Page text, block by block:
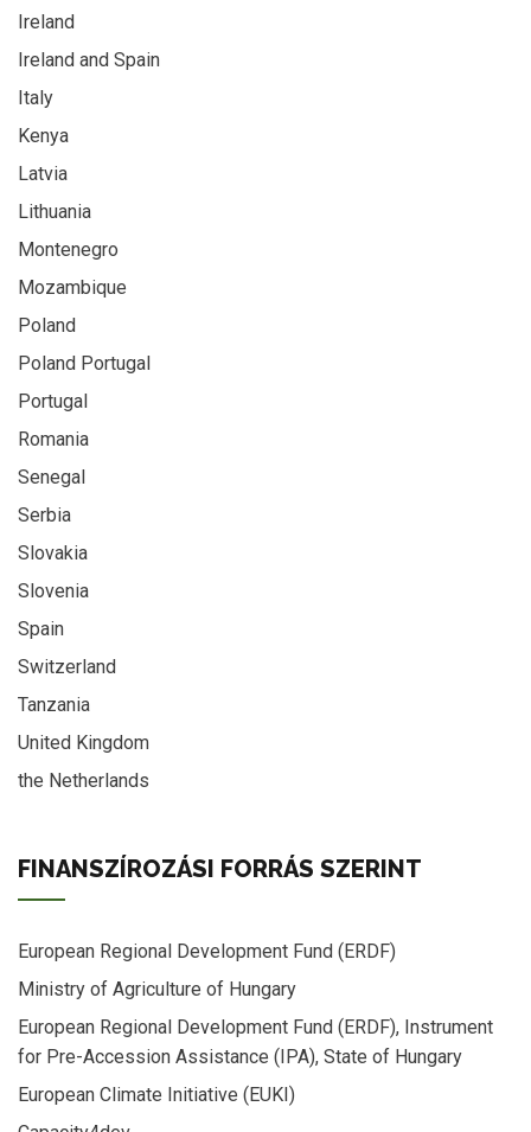
Ireland
Ireland and Spain
Italy
Kenya
Latvia
Lithuania
Montenegro
Mozambique
Poland
Poland Portugal
Portugal
Romania
Senegal
Serbia
Slovakia
Slovenia
Spain
Switzerland
Tanzania
United Kingdom
the Netherlands
FINANSZÍROZÁSI FORRÁS SZERINT
European Regional Development Fund (ERDF)
Ministry of Agriculture of Hungary
European Regional Development Fund (ERDF), Instrument
for Pre-Accession Assistance (IPA), State of Hungary
European Climate Initiative (EUKI)